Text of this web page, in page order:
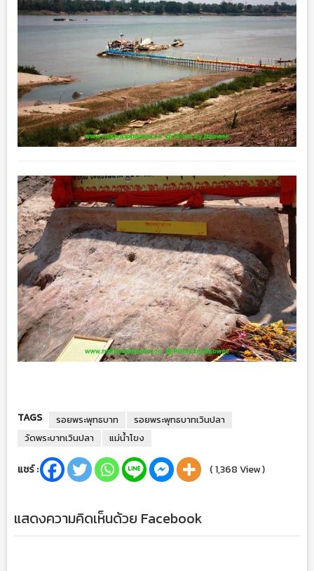
TAGS รอยพระพุทธบาท
รอยพระพุทธบาทเวินปลา
วัดพระบาทเวินปลา
แม่น้ำโขง
แชร์ : ( 1,368 View )
แสดงความคิดเห็นด้วย Facebook